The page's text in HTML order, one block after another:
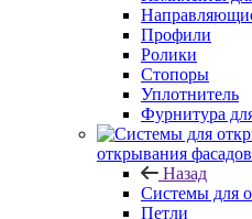
Профили
Ролики
Стопоры
Уплотнитель
Фурнитура
открывания фасадов
Назад
Системы для
Петли